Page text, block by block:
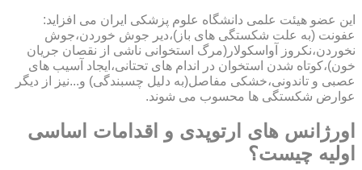
این عضو هیئت علمی دانشگاه علوم پزشکی ایران می افزاید:
عفونت (به علت شکستگی های باز)،دیر جوش خوردن،جوش
نخوردن،نکروز آواسکولار(مرگ استخوانی ناشی از نقصان جریان
خون)،کوتاه شدن استخوان در اندام های تحتانی،ایجاد آسیب های
عصبی و تاندونی،خشکی مفاصل(به دلیل چسبندگی) و...نیز از دیگر
عوارض شکستگی ها محسوب می شوند.
اورژانس های ارتوپدی و اقدامات اساسی
اولیه چیست؟